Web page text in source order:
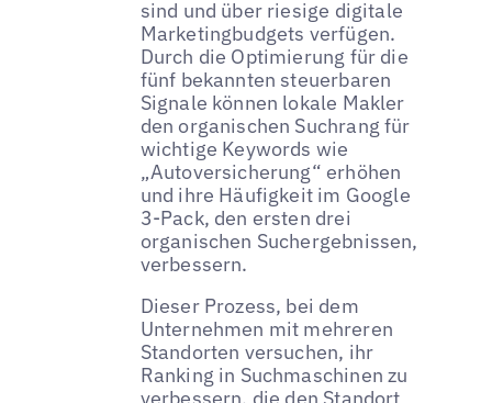
sind und über riesige digitale
Marketingbudgets verfügen.
Durch die Optimierung für die
fünf bekannten steuerbaren
Signale können lokale Makler
den organischen Suchrang für
wichtige Keywords wie
„Autoversicherung“ erhöhen
und ihre Häufigkeit im Google
3-Pack, den ersten drei
organischen Suchergebnissen,
verbessern.
Dieser Prozess, bei dem
Unternehmen mit mehreren
Standorten versuchen, ihr
Ranking in Suchmaschinen zu